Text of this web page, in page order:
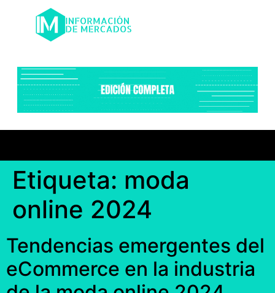
Etiqueta: moda
online 2024
Tendencias emergentes del
eCommerce en la industria